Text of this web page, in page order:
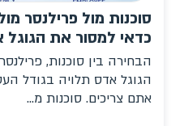
סוכנות מול פרילנסר
כדאי למסור את הגוגל
הבחירה בין סוכנות,
הגוגל אדס תלויה בגודל
אתם צריכים. סוכנות מ...